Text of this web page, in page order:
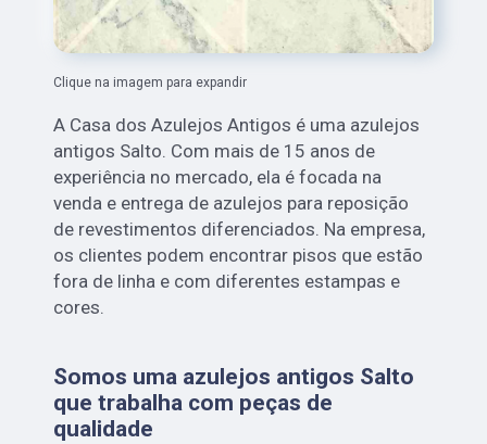
Clique na imagem para expandir
A Casa dos Azulejos Antigos é uma azulejos
antigos Salto. Com mais de 15 anos de
experiência no mercado, ela é focada na
venda e entrega de azulejos para reposição
de revestimentos diferenciados. Na empresa,
os clientes podem encontrar pisos que estão
fora de linha e com diferentes estampas e
cores.
Somos uma azulejos antigos Salto
que trabalha com peças de
qualidade